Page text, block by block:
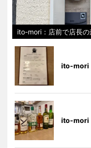
ito-mori：店前で店長
ito-mori
ito-mori